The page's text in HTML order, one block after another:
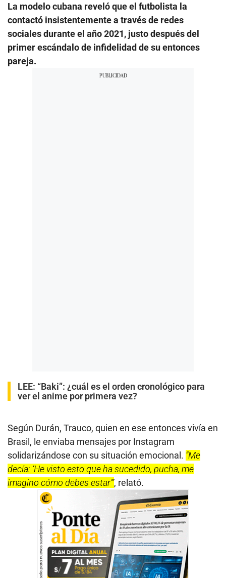
La modelo cubana reveló que el futbolista la
contactó insistentemente a través de redes
sociales durante el año 2021, justo después del
primer escándalo de infidelidad de su entonces
pareja.
LEE: “Baki”: ¿cuál es el orden cronológico para
ver el anime por primera vez?
Según Durán, Trauco, quien en ese entonces vivía en
Brasil, le enviaba mensajes por Instagram
solidarizándose con su situación emocional. “Me
decía: ‘He visto esto que ha sucedido, pucha, me
imagino cómo debes estar’”, relató.